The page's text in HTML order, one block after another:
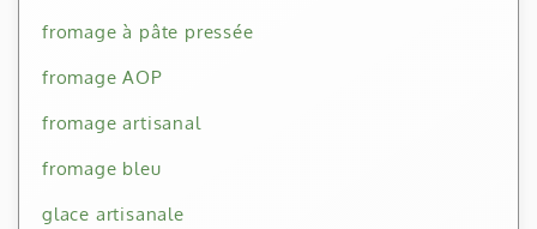
fromage à pâte pressée
fromage AOP
fromage artisanal
fromage bleu
glace artisanale